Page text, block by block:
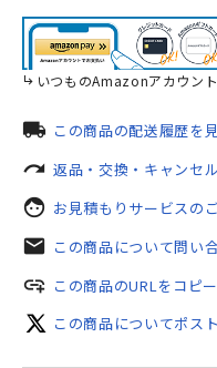
いつものAmazonアカウン
local_shipping この商品の配送履歴を
redo 返品・交換・キャンセ
face お見積もりサービスの
mail この商品について問い
add_link この商品のURLをコピ
この商品についてポス